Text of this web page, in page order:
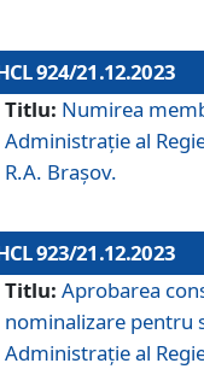
924/21.12.2023
Titlu: Numirea
Administraţie al
R.A. Brașov.
923/21.12.2023
Titlu: Aprobarea
nominalizare pentru
Administrație al